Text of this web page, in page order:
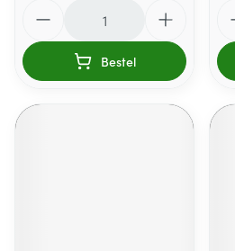
Bestel